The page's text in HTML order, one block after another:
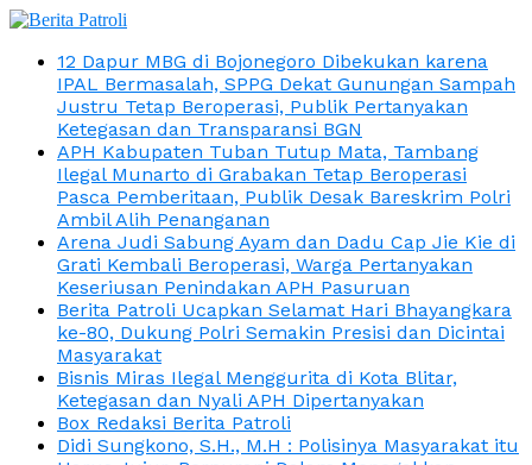
12 Dapur MBG di Bojonegoro Dibekukan karena
IPAL Bermasalah, SPPG Dekat Gunungan Sampah
Justru Tetap Beroperasi, Publik Pertanyakan
Ketegasan dan Transparansi BGN
APH Kabupaten Tuban Tutup Mata, Tambang
Ilegal Munarto di Grabakan Tetap Beroperasi
Pasca Pemberitaan, Publik Desak Bareskrim Polri
Ambil Alih Penanganan
Arena Judi Sabung Ayam dan Dadu Cap Jie Kie di
Grati Kembali Beroperasi, Warga Pertanyakan
Keseriusan Penindakan APH Pasuruan
Berita Patroli Ucapkan Selamat Hari Bhayangkara
ke-80, Dukung Polri Semakin Presisi dan Dicintai
Masyarakat
Bisnis Miras Ilegal Menggurita di Kota Blitar,
Ketegasan dan Nyali APH Dipertanyakan
Box Redaksi Berita Patroli
Didi Sungkono, S.H., M.H : Polisinya Masyarakat itu